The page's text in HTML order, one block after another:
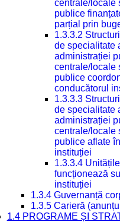
centrale/locale
publice
parțial prin
1.3.3.2
de specialitate
administrației
centrale/locale
publice
conducătorul
1.3.3.3
de specialitate
administrației
centrale/locale
publice aflate
instituției
1.3.3.4
funcționează
instituției
1.3.4 Guvernanță
1.3.5 Carieră
1.4 PROGRAME ȘI